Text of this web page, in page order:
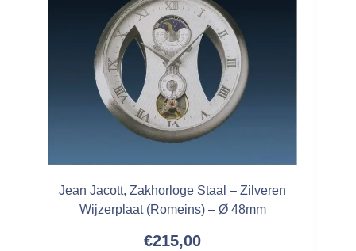
Jean Jacott, Zakhorloge Staal – Zilveren
Wijzerplaat (Romeins) – Ø 48mm
€215,00